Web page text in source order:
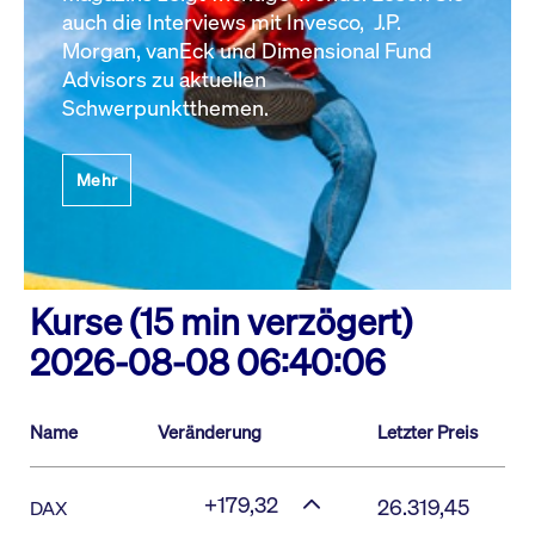
auch die Interviews mit Invesco, J.P.
Morgan, vanEck und Dimensional Fund
Advisors zu aktuellen
Schwerpunktthemen.
Mehr
Kurse (15 min verzögert)
2026-08-08 06:40:06
Name Veränderung Letzter Preis
DAX +179,32 26.319,45